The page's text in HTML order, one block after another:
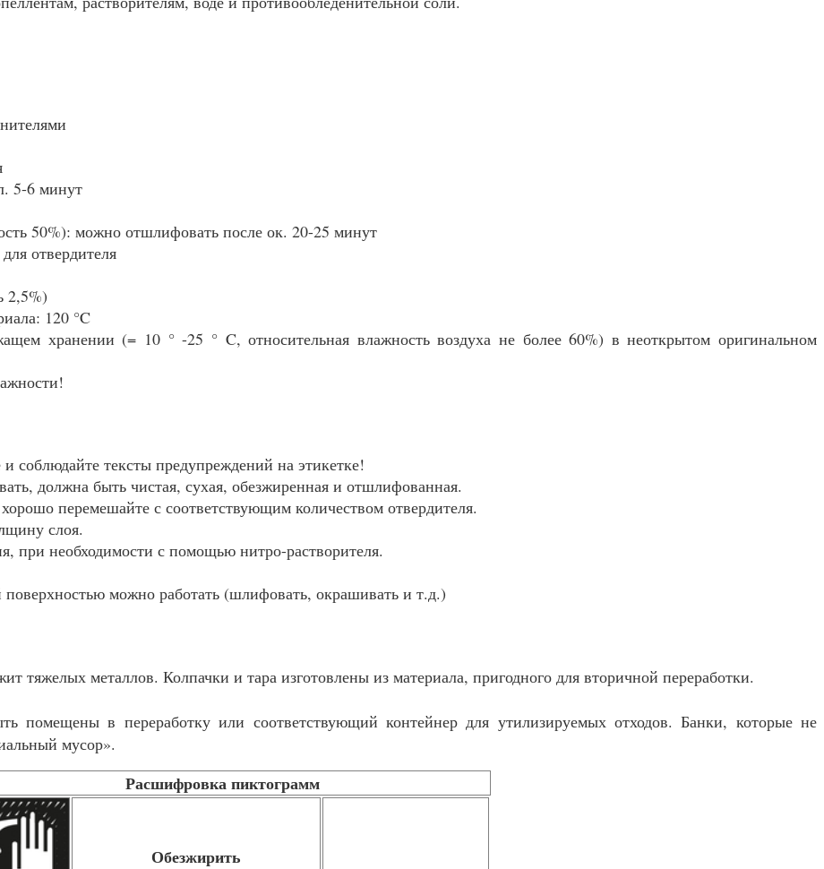
5-6 минут
50%): можно отшлифовать после ок. 20-25 минут
отвердителя
2,5%)
120 °C
хранении (= 10 ° -25 ° C, относительная влажность воздуха не более 60%) в неоткрытом оригинальном
соблюдайте тексты предупреждений на этикетке!
должна быть чистая, сухая, обезжиренная и отшлифованная.
перемешайте с соответствующим количеством отвердителя.
слоя.
при необходимости с помощью нитро-растворителя.
можно работать (шлифовать, окрашивать и т.д.)
тяжелых металлов. Колпачки и тара изготовлены из материала, пригодного для вторичной переработки.
помещены в переработку или соответствующий контейнер для утилизируемых отходов. Банки, которые не
мусор».
Расшифровка пиктограмм
Обезжирить